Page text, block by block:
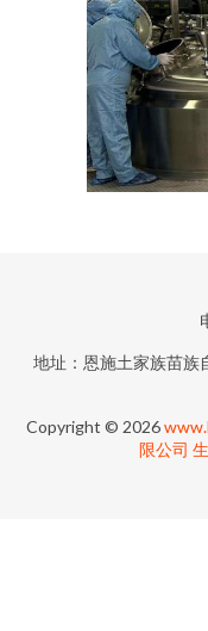
地址：恩施土家族苗族
Copyright © 2026
限公司